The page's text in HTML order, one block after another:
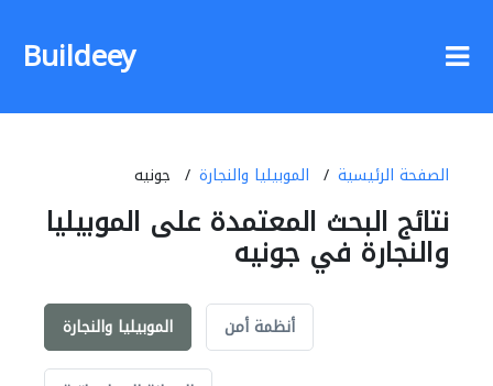
Buildeey
الصفحة الرئيسية الموبيليا والنجارة جونيه
نتائج البحث المعتمدة على الموبيليا
والنجارة في جونيه
الموبيليا والنجارة أنظمة أمن